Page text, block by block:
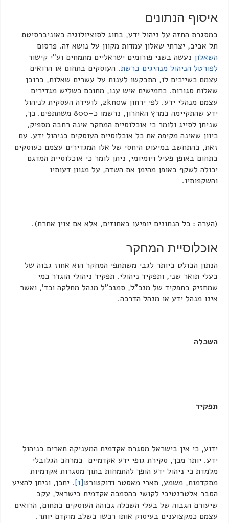
איסוף הנתונים
במסגרת התזה על ניהול ידע, בחוג לסוציולוגיה באוניברסיטת
תל אביב, יצרתי שאלון עמדות מקוון על נושא זה. פרסום
השאלון נעשה בשני פורומים ישראליים מתמחים וע"י קישור
לפורטל הניהול מנהיגים ברשת. העוסקים בתחום או הרואים
עצמם כשייכים לו, התבקשו לענות על עשרים שאלות, ברובן
שאלות סגורות. כחמישים איש ענו, מתוכם כשליש מגדירים
עצמם מנהלי ידע. לפי ירחון 2know, לועידה העסקית לניהול
ידע שהתקיימה במרץ האחרון, נרשמו כ-800 משתתפים. כך,
שניתן לסייג ולומר כי אוכלוסיית המחקר אינה רחבה מספיק,
כיוון שאינה מקיפה את כל אוכלוסיית העוסקים בניהול ידע. עם
זאת, בהתחשב במיעוט היחסי של אלו המגדירים עצמם כעוסקים
בתחום באופן פעיל ויומיומי, ניתן לומר כי אוכלוסיית המדגם
יכולה לשקף באופן מהימן את השדה, על מגוון דעותיו
והשקפותיו.
(הערה : כל הנתונים יופיעו באחוזים, אלא אם צוין אחרת).
אוכלוסיית המחקר
הנתון הבולט ביותר לגבי משתתפי המחקר הוא אחוז גבוה של
בעלי תואר שני, ותפקיד ניהולי. תפקיד ניהולי הוגדר כמי
שמחזיק בתפקיד של מנכ"ל, סמנכ"ל מנהל מחלקה וכד', ואשר
אינו מנהל ידע או מנהל הדרכה.
השכלה
תפקיד
ידוע, כי אין בישראל מסגרת אקדמית המעניקה תארים בניהול
ידע. יותר מכך, סקירת גופי ידע אקדמיים במרחב הגלובלי
מלמדת כי ניהול ידע הופך להתמחות בתוך מסגרות אקדמיות
מתקדמות, משמע, תארי מאסטר ודוקטורט[1]
. יתכן, וניתן להציע
הסבר אלטרנטיבי לקושי בהסמכה אקדמית בישראל, עקב
שיעורם הגבוה של בעלי השכלה גבוהה העוסקים בתחום, הרואים
עצמם כמקצוענים בעיסוק אותו רכשו בשלב מוקדם יותר.